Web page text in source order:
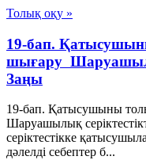
Толық оқу »
19-бап.
шығару
Заңы
19-бап. Қатысушыны
Шаруашылық
серiктестiкке
дәлелдi себептер б...